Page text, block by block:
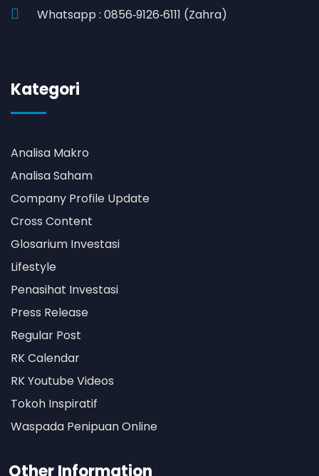
Whatsapp : 0856‑9126‑6111 (Zahra)
Kategori
Analisa Makro
Analisa Saham
Company Profile Update
Cross Content
Glosarium Investasi
Lifestyle
Penasihat Investasi
Press Release
Regular Post
RK Calendar
RK Youtube Videos
Tokoh Inspiratif
Waspada Penipuan Online